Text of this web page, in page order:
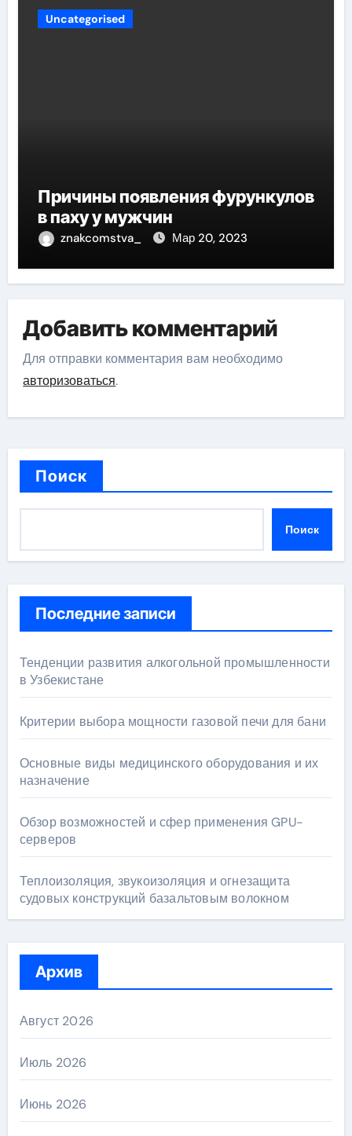
Uncategorised
Причины появления фурункулов
в паху у мужчин
znakcomstva_ Мар 20, 2023
Добавить комментарий
Для отправки комментария вам необходимо
авторизоваться.
Поиск
Поиск
Последние записи
Тенденции развития алкогольной промышленности
в Узбекистане
Критерии выбора мощности газовой печи для бани
Основные виды медицинского оборудования и их
назначение
Обзор возможностей и сфер применения GPU-
серверов
Теплоизоляция, звукоизоляция и огнезащита
судовых конструкций базальтовым волокном
Архив
Август 2026
Июль 2026
Июнь 2026